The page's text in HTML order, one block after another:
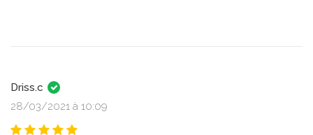
Driss.c
28/03/2021 à 10:09